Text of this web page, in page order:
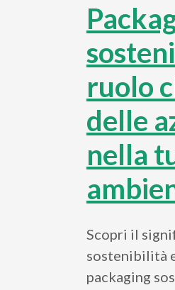
ruolo
delle
nella
Scopri il
sostenibilità
packaging